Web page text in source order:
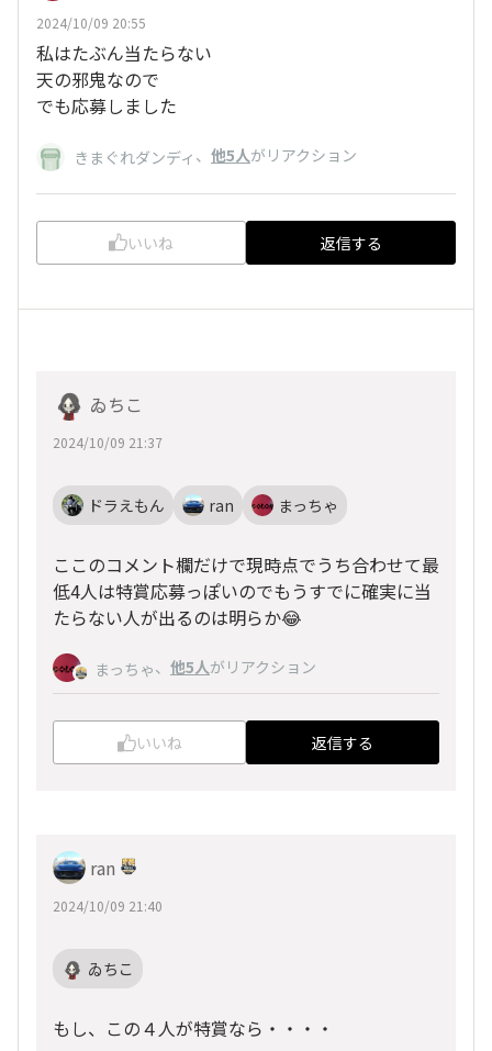
2024/10/09 20:55
私はたぶん当たらない
天の邪鬼なので
でも応募しました
きまぐれダンディ 、 他5人がリアクション
いいね 返信する
ゐちこ
2024/10/09 21:37
ドラえもん ran まっちゃ
ここのコメント欄だけで現時点でうち合わせて最
低4人は特賞応募っぽいのでもうすでに確実に当
たらない人が出るのは明らか😂
まっちゃ、 他5人がリアクション
いいね 返信する
ran
2024/10/09 21:40
ゐちこ
もし、この４人が特賞なら・・・・